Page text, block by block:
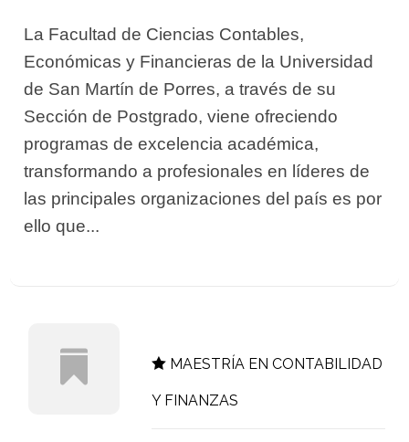
La Facultad de Ciencias Contables,
Económicas y Financieras de la Universidad
de San Martín de Porres, a través de su
Sección de Postgrado, viene ofreciendo
programas de excelencia académica,
transformando a profesionales en líderes de
las principales organizaciones del país es por
ello que...
MAESTRÍA EN CONTABILIDAD
Y FINANZAS